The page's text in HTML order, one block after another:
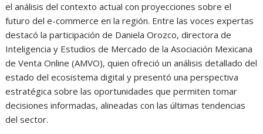
el análisis del contexto actual con proyecciones sobre el
futuro del e-commerce en la región. Entre las voces expertas
destacó la participación de Daniela Orozco, directora de
Inteligencia y Estudios de Mercado de la Asociación Mexicana
de Venta Online (AMVO), quien ofreció un análisis detallado del
estado del ecosistema digital y presentó una perspectiva
estratégica sobre las oportunidades que permiten tomar
decisiones informadas, alineadas con las últimas tendencias
del sector.